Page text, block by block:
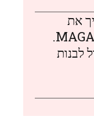
את
הכפפה שלאחר ה-MAGA.
לבנות